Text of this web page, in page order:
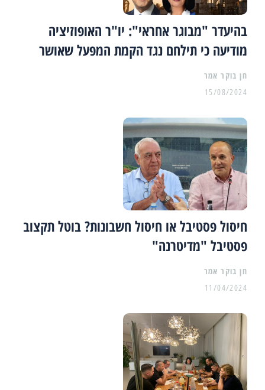
בהיעדר "מבוגר אחראי": יו"ר האופוזיציה
מודיעה כי תילחם נגד הקמת המפעל שאושר
15/08/2024
חיסול פסטיבל או חיסול חשבונות? בוטל תקצוב
פסטיבל "מדיטרנה"
11/04/2024